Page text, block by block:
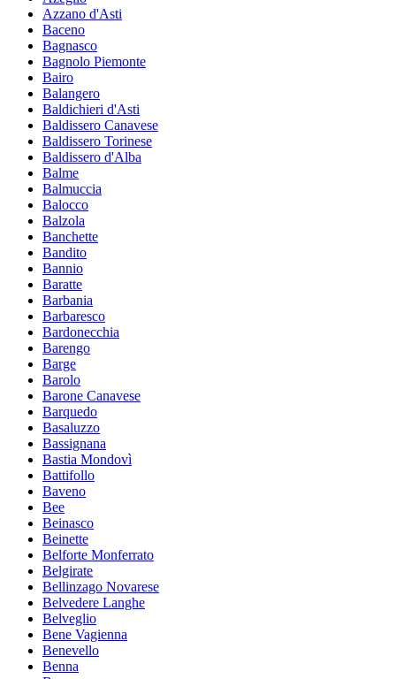
Azzano d'Asti
Baceno
Bagnasco
Bagnolo Piemonte
Bairo
Balangero
Baldichieri d'Asti
Baldissero Canavese
Baldissero Torinese
Baldissero d'Alba
Balme
Balmuccia
Balocco
Balzola
Banchette
Bandito
Bannio
Baratte
Barbania
Barbaresco
Bardonecchia
Barengo
Barge
Barolo
Barone Canavese
Barquedo
Basaluzzo
Bassignana
Bastia Mondovì
Battifollo
Baveno
Bee
Beinasco
Beinette
Belforte Monferrato
Belgirate
Bellinzago Novarese
Belvedere Langhe
Belveglio
Bene Vagienna
Benevello
Benna